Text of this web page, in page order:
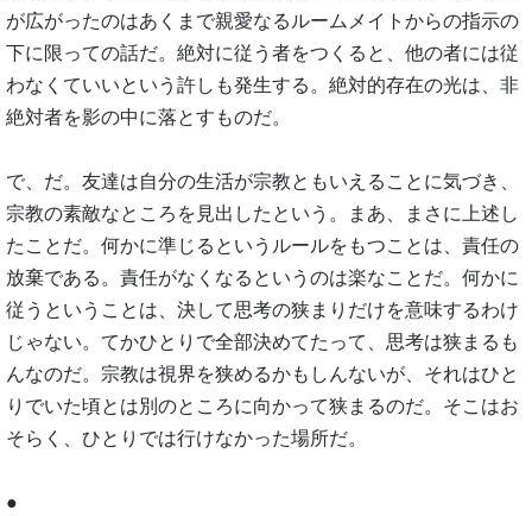
が広がったのはあくまで親愛なるルームメイトからの指示の
下に限っての話だ。絶対に従う者をつくると、他の者には従
わなくていいという許しも発生する。絶対的存在の光は、非
絶対者を影の中に落とすものだ。
で、だ。友達は自分の生活が宗教ともいえることに気づき、
宗教の素敵なところを見出したという。まあ、まさに上述し
たことだ。何かに準じるというルールをもつことは、責任の
放棄である。責任がなくなるというのは楽なことだ。何かに
従うということは、決して思考の狭まりだけを意味するわけ
じゃない。てかひとりで全部決めてたって、思考は狭まるも
んなのだ。宗教は視界を狭めるかもしんないが、それはひと
りでいた頃とは別のところに向かって狭まるのだ。そこはお
そらく、ひとりでは行けなかった場所だ。
●